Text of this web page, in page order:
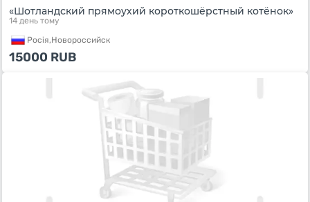
«Шотландский прямоухий короткошёрстный котёнок»
14 день тому
Росiя,Новороссийск
15000 RUB